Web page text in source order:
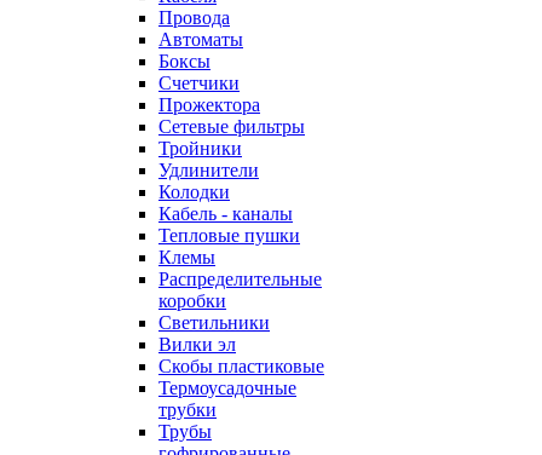
Провода
Автоматы
Боксы
Счетчики
Прожектора
Сетевые фильтры
Тройники
Удлинители
Колодки
Кабель - каналы
Тепловые пушки
Клемы
Распределительные
коробки
Светильники
Вилки эл
Скобы пластиковые
Термоусадочные
трубки
Трубы